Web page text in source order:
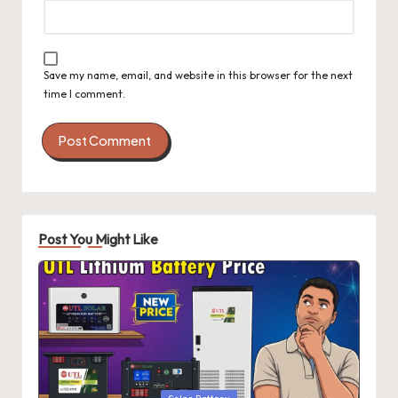
Save my name, email, and website in this browser for the next
time I comment.
Post You Might Like